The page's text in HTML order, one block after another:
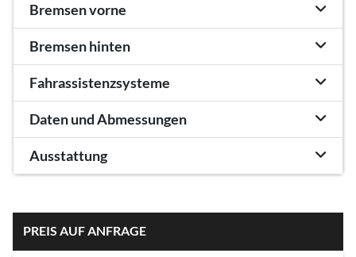
Bremsen vorne
Bremsen hinten
Fahrassistenzsysteme
Daten und Abmessungen
Ausstattung
PREIS AUF ANFRAGE